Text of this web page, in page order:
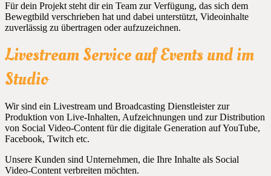
Für dein Projekt steht dir ein Team zur Verfügung, das sich dem
Bewegtbild verschrieben hat und dabei unterstützt, Videoinhalte
zuverlässig zu übertragen oder aufzuzeichnen.
Livestream Service auf Events und im
Studio
Wir sind ein Livestream und Broadcasting Dienstleister zur
Produktion von Live-Inhalten, Aufzeichnungen und zur Distribution
von Social Video-Content für die digitale Generation auf YouTube,
Facebook, Twitch etc.
Unsere Kunden sind Unternehmen, die Ihre Inhalte als Social
Video-Content verbreiten möchten.